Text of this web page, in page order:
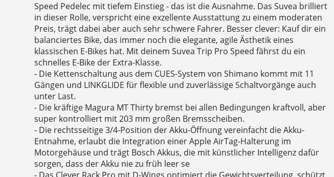
Speed Pedelec mit tiefem Einstieg - das ist die Ausnahme. Das Suvea brilliert
in dieser Rolle, verspricht eine exzellente Ausstattung zu einem moderaten
Preis, trägt dabei aber auch sehr schwere Fahrer. Besser clever: Kauf dir ein
balanciertes Bike, das immer noch die elegante, agile Ästhetik eines
klassischen E-Bikes hat. Mit deinem Suvea Trip Pro Speed fährst du ein
schnelles E-Bike der Extra-Klasse.
- Die Kettenschaltung aus dem CUES-System von Shimano kommt mit 11
Gängen und LINKGLIDE für flexible und zuverlässige Schaltvorgänge auch
unter Last.
- Die kräftige Magura MT Thirty bremst bei allen Bedingungen kraftvoll, aber
super kontrolliert mit 203 mm großen Bremsscheiben.
- Die rechtsseitige 3/4-Position der Akku-Öffnung vereinfacht die Akku-
Entnahme, erlaubt die Integration einer Apple AirTag-Halterung im
Motorgehäuse und trägt Bosch Akkus, die mit künstlicher Intelligenz dafür
sorgen, dass der Akku nie zu früh leer se